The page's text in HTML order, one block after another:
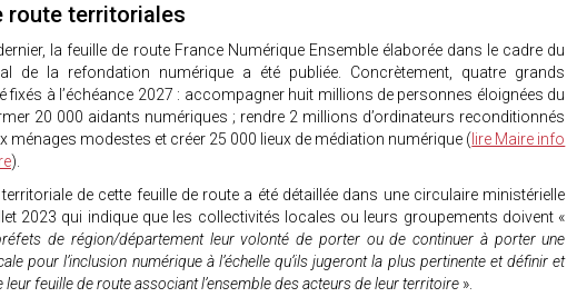
route territoriales
la feuille de route France Numérique Ensemble élaborée dans le cadre du
de la refondation numérique a été publiée. Concrètement, quatre grands
fixés à l’échéance 2027 : accompagner huit millions de personnes éloignées du
20 000 aidants numériques ; rendre 2 millions d’ordinateurs reconditionnés
ménages modestes et créer 25 000 lieux de médiation numérique ( lire Maire info
).
territoriale de cette feuille de route a été détaillée dans une circulaire ministérielle
2023 qui indique que les collectivités locales ou leurs groupements doivent «
de région/département leur volonté de porter ou de continuer à porter une
pour l’inclusion numérique à l’échelle qu’ils jugeront la plus pertinente et définir et
feuille de route associant l’ensemble des acteurs de leur territoire ».